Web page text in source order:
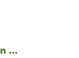
...